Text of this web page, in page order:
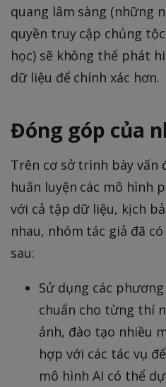
quang lâm sàng (những
quyền truy cập chủng
học) sẽ không thể phát
dữ liệu để chính xác hơn.
Đóng góp của
Trên cơ sở trình bày vấn
huấn luyện các mô hình
với cả tập dữ liệu, kịch
nhau, nhóm tác giả đã
sau:
Sử dụng các
chuẩn cho từng thí
ảnh, đào tạo nhiều
hợp với các tác vụ
mô hình AI có thể